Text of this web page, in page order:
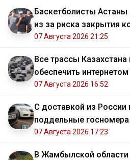
Баскетболисты Астаны
из за риска закрытия
07 Августа 2026 21:25
Все трассы Казахстана
обеспечить интернетом
07 Августа 2026 16:52
С доставкой из России
поддельные госномера
07 Августа 2026 17:23
В Жамбылской области